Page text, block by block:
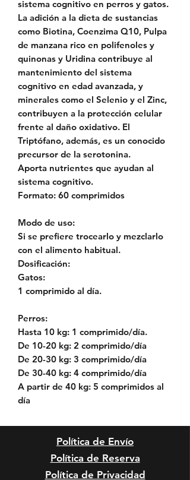
sistema cognitivo en perros y gatos.
La adición a la dieta de sustancias
como Biotina, Coenzima Q10, Pulpa
de manzana rico en polifenoles y
quinonas y Uridina contribuye al
mantenimiento del sistema
cognitivo en edad avanzada, y
minerales como el Selenio y el Zinc,
contribuyen a la protección celular
frente al daño oxidativo. El
Triptófano, además, es un conocido
precursor de la serotonina.
Aporta nutrientes que ayudan al
sistema cognitivo.
Formato: 60 comprimidos
Modo de uso:
Si se prefiere trocearlo y mezclarlo
con el alimento habitual.
Dosificación:
Gatos:
1 comprimido al día.
Perros:
Hasta 10 kg: 1 comprimido/día.
De 10-20 kg: 2 comprimido/día
De 20-30 kg: 3 comprimido/día
De 30-40 kg: 4 comprimido/día
A partir de 40 kg: 5 comprimidos al
día
Política de Envío
Política de Reserva
Política de Privacidad